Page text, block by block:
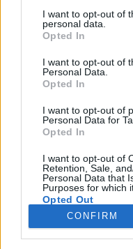
not limited to your visit
grant or deny consent
use your data for below
consent section.
I want to opt-out of
personal data.
Opted In
I want to opt-out of
Personal Data.
Opted In
I want to opt-out of
Personal Data for
Opted In
I want to opt-out of
Retention, Sale,
Personal Data that
Purposes for which
Opted Out
Google consents
CONFIRM
később gondol rá
Blog
2008. november 02.
csak majdnem.
fényekkel - A
szemben van, kis
hajnalban is…